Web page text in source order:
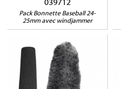
039712
Pack Bonnette Baseball 24-
25mm avec windjammer
055210